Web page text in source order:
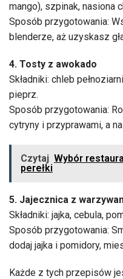
mango), szpinak, nasiona
Sposób przygotowania:
blenderze, aż uzyskasz
4. Tosty z awokado
Składniki: chleb
pieprz.
Sposób przygotowania:
cytryny i przyprawami, a
Czytaj Wybór
perełki
5. Jajecznica z
Składniki: jajka, cebula,
Sposób przygotowania:
dodaj jajka i pomidory,
Każde z tych przepisów